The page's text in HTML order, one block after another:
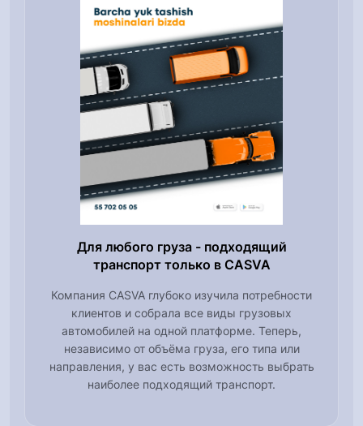
Для любого груза - подходящий
транспорт только в CASVA
Компания CASVA глубоко изучила потребности
клиентов и собрала все виды грузовых
автомобилей на одной платформе. Теперь,
независимо от объёма груза, его типа или
направления, у вас есть возможность выбрать
наиболее подходящий транспорт.